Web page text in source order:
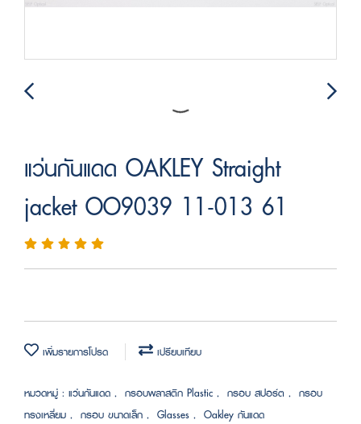
แว่นกันแดด OAKLEY Straight
jacket OO9039 11-013 61
เพิ่มรายการโปรด เปรียบเทียบ
หมวดหมู่ : แว่นกันแดด , กรอบพลาสติก Plastic , กรอบ สปอร์ต , กรอบ
ทรงเหลี่ยม , กรอบ ขนาดเล็ก , Glasses , Oakley กันแดด